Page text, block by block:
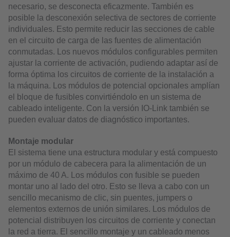
necesario, se desconecta eficazmente. También es
posible la desconexión selectiva de sectores de corriente
individuales. Esto permite reducir las secciones de cable
en el circuito de carga de las fuentes de alimentación
conmutadas. Los nuevos módulos configurables permiten
ajustar la corriente de activación, pudiendo adaptar así de
forma óptima los circuitos de corriente de la instalación a
la máquina. Los módulos de potencial opcionales amplían
el bloque de fusibles convirtiéndolo en un sistema de
cableado inteligente. Con la versión IO-Link también se
pueden evaluar datos de diagnóstico importantes.
Montaje modular
El sistema tiene una estructura modular y está compuesto
por un módulo de cabecera para la alimentación de un
máximo de 40 A. Los módulos con fusible se pueden
montar uno al lado del otro. Esto se lleva a cabo con un
sencillo mecanismo de clic, sin puentes, jumpers o
elementos externos de unión similares. Los módulos de
potencial distribuyen los circuitos de corriente y conectan
la red a tierra. El sencillo montaje y un cableado menos